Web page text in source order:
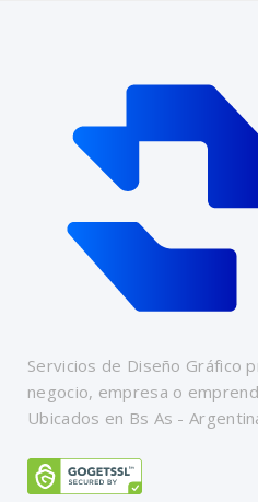
Servicios de Diseño Gráfico
negocio, empresa o
Ubicados en Bs As -